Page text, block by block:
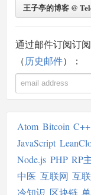
王子亭的博客 @
通过邮件订阅订
（历史邮件）：
Atom Bitcoin C++
JavaScript
Node.js PHP RP
中医 互联网 互
冷知识 区块链